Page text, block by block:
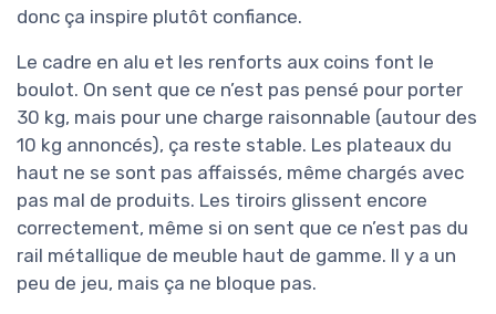
donc ça inspire plutôt confiance.
Le cadre en alu et les renforts aux coins font le
boulot. On sent que ce n’est pas pensé pour porter
30 kg, mais pour une charge raisonnable (autour des
10 kg annoncés), ça reste stable. Les plateaux du
haut ne se sont pas affaissés, même chargés avec
pas mal de produits. Les tiroirs glissent encore
correctement, même si on sent que ce n’est pas du
rail métallique de meuble haut de gamme. Il y a un
peu de jeu, mais ça ne bloque pas.